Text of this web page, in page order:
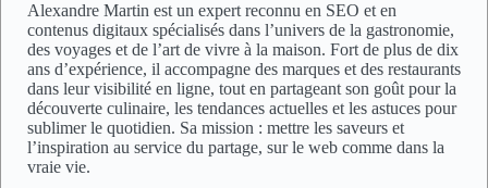
Alexandre Martin est un expert reconnu en SEO et en
contenus digitaux spécialisés dans l’univers de la gastronomie,
des voyages et de l’art de vivre à la maison. Fort de plus de dix
ans d’expérience, il accompagne des marques et des restaurants
dans leur visibilité en ligne, tout en partageant son goût pour la
découverte culinaire, les tendances actuelles et les astuces pour
sublimer le quotidien. Sa mission : mettre les saveurs et
l’inspiration au service du partage, sur le web comme dans la
vraie vie.